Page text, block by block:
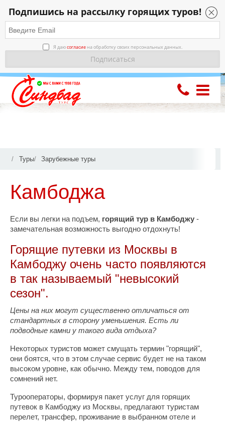
Подпишись на рассылку горящих туров!
Я даюсогласие на обработку своих персональных данных.
Туры Зарубежные туры
Камбоджа
Если вы легки на подъем, горящий тур в Камбоджу -
замечательная возможность выгодно отдохнуть!
Горящие путевки из Москвы в
Камбоджу очень часто появляются
в так называемый "невысокий
сезон".
Цены на них могут существенно отличаться от
стандартных в сторону уменьшения. Есть ли
подводные камни у такого вида отдыха?
Некоторых туристов может смущать термин "горящий",
они боятся, что в этом случае сервис будет не на таком
высоком уровне, как обычно. Между тем, поводов для
сомнений нет.
Турооператоры, формируя пакет услуг для горящих
путевок в Камбоджу из Москвы, предлагают туристам
перелет, трансфер, проживание в выбранном отеле и